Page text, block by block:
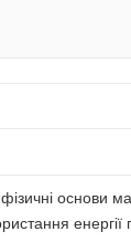
основи